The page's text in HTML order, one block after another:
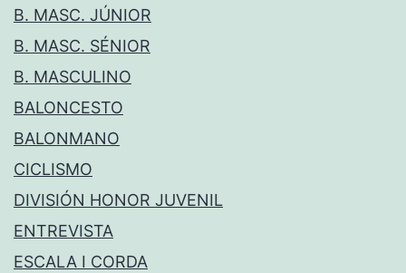
B. MASC. JÚNIOR
B. MASC. SÉNIOR
B. MASCULINO
BALONCESTO
BALONMANO
CICLISMO
DIVISIÓN HONOR JUVENIL
ENTREVISTA
ESCALA I CORDA